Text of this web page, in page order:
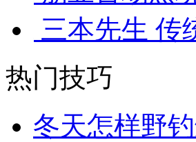
三本先生 传
热门技巧
冬天怎样野